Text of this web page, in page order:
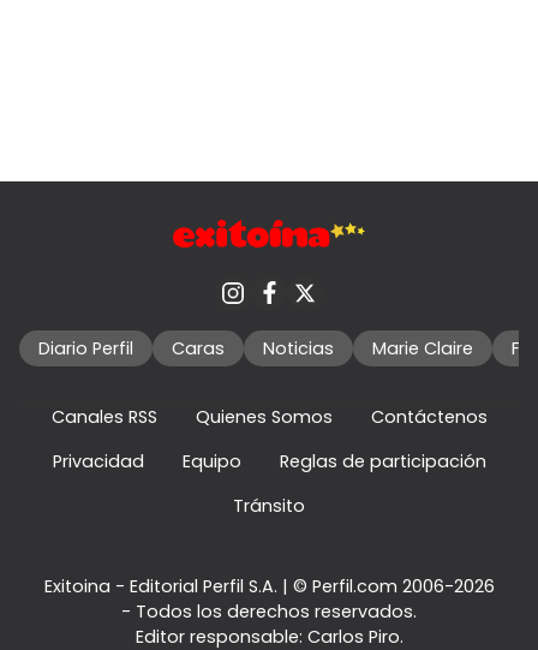
Diario Perfil Caras Noticias Marie Claire
Canales RSS Quienes Somos
Contáctenos
Privacidad
Equipo
Reglas de participación
Tránsito
Exitoina - Editorial Perfil S.A. | © Perfil.com 2006-2026
- Todos los derechos reservados.
Editor responsable: Carlos Piro.